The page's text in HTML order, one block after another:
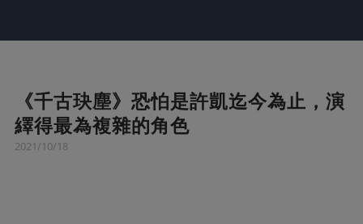
《千古玦塵》恐怕是許凱迄今為止，演
繹得最為複雜的角色
2021/10/18